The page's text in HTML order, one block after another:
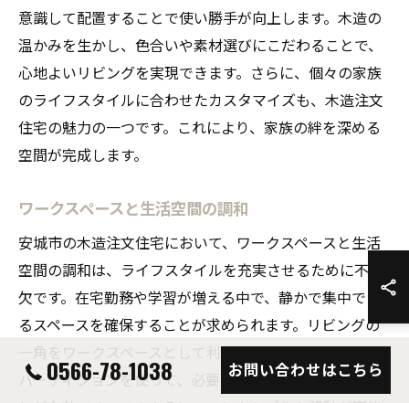
意識して配置することで使い勝手が向上します。木造の
温かみを生かし、色合いや素材選びにこだわることで、
心地よいリビングを実現できます。さらに、個々の家族
のライフスタイルに合わせたカスタマイズも、木造注文
住宅の魅力の一つです。これにより、家族の絆を深める
空間が完成します。
ワークスペースと生活空間の調和
安城市の木造注文住宅において、ワークスペースと生活
空間の調和は、ライフスタイルを充実させるために不可
欠です。在宅勤務や学習が増える中で、静かで集中でき
るスペースを確保することが求められます。リビングの
一角をワークスペースとして利用する際には、可動式の
パーティションを使って、必要に応じて空間を仕切るこ
0566-78-1038 お問い合わせはこちら